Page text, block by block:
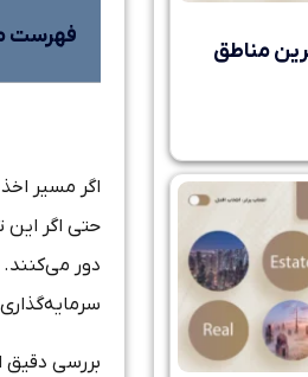
فهرست
حتی اگر این
دور
بررسی دقیق
مناطق